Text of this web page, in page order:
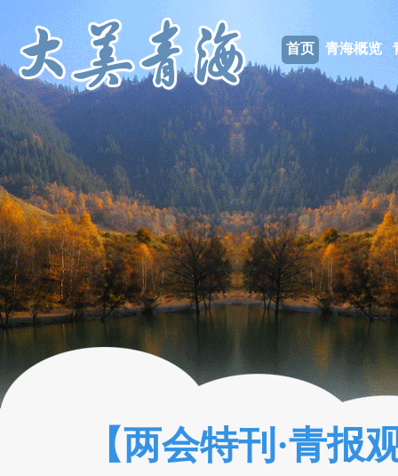
首页 青海概览
【两会特刊·青报